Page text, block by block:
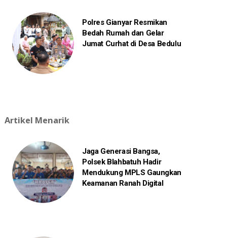
Polres Gianyar Resmikan
Bedah Rumah dan Gelar
Jumat Curhat di Desa Bedulu
Artikel Menarik
Jaga Generasi Bangsa,
Polsek Blahbatuh Hadir
Mendukung MPLS Gaungkan
Keamanan Ranah Digital